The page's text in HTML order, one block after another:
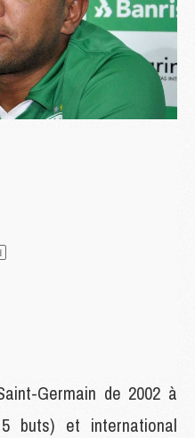
Germain de 2002 à
buts) et international